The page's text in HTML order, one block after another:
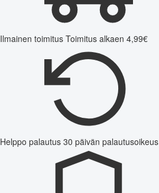
Ilmainen toimitus Toimitus alkaen 4,99€
Helppo palautus 30 päivän palautusoikeus